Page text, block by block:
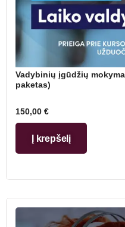
Vadybinių įgūdžių
paketas)
150,00 €
Į krepšelį